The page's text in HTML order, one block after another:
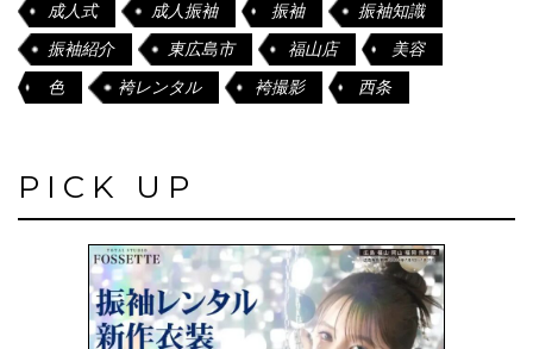
成人式
成人振袖 振袖
振袖知識
振袖紹介
東広島市 福山店
美容
色
袴レンタル 袴撮影 西条
PICK UP